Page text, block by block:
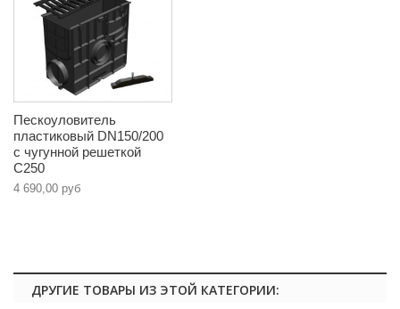
Пескоуловитель
пластиковый DN150/200
с чугунной решеткой
C250
4 690,00 руб
ДРУГИЕ ТОВАРЫ ИЗ ЭТОЙ КАТЕГОРИИ: